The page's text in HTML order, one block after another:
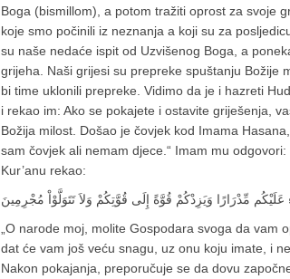
Boga (bismillom), a potom tražiti oprost za svoje
koje smo počinili iz neznanja a koji su za
su naše nedaće ispit od Uzvišenog Boga, a
grijeha. Naši grijesi su prepreke spuštanju Božije
bi time uklonili prepreke. Vidimo da je i hazreti
i rekao im: Ako se pokajete i ostavite griješenja,
Božija milost. Došao je čovjek kod Imama
sam čovjek ali nemam djece.“ Imam mu
Kur’anu rekao:
مِّدْرَارًا وَيَزِدْكُمْ قُوَّةً إِلَى قُوَّتِكُمْ وَلاَ تَتَوَلَّوْاْ مُجْرِمِينَ
„O narode moj, molite Gospodara svoga da vam
dat će vam još veću snagu, uz onu koju imate, i
Nakon pokajanja, preporučuje se da dovu